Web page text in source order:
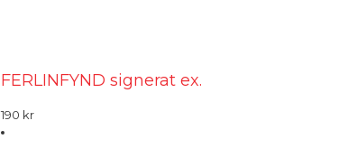
FERLINFYND signerat ex.
190 kr